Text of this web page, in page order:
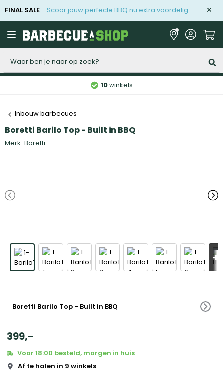
FINAL SALE Scoor jouw perfecte BBQ nu extra voordelig
10winkels
Inbouw barbecues
Boretti Barilo Top - Built in BBQ
Merk: Boretti
+
Boretti Barilo Top - Built in BBQ
399,-
Voor 18:00 besteld, morgen in huis
Af te halen in 9 winkels